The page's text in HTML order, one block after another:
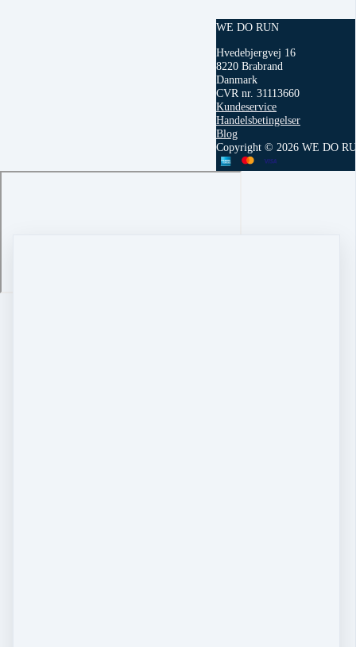
WE DO RUN
Hvedebjergvej 16
8220 Brabrand
Danmark
CVR nr. 31113660
Kundeservice
Handelsbetingelser
Blog
Copyright © 2026 WE DO